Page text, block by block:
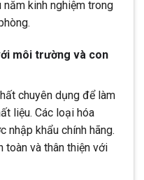
năm kinh nghiệm trong
môi trường và con
chuyên dụng để làm
liệu. Các loại hóa
nhập khẩu chính hãng.
toàn và thân thiện với